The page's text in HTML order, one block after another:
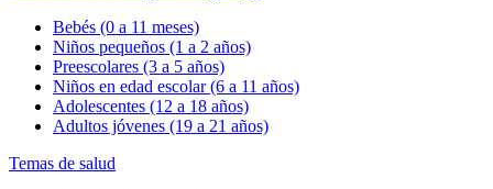
Bebés (0 a 11 meses)
Niños pequeños (1 a 2 años)
Preescolares (3 a 5 años)
Niños en edad escolar (6 a 11 años)
Adolescentes (12 a 18 años)
Adultos jóvenes (19 a 21 años)
Temas de salud